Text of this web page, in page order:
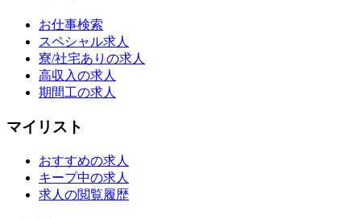
お仕事検索
スペシャル求人
寮/社宅ありの求人
高収入の求人
期間工の求人
マイリスト
おすすめの求人
キープ中の求人
求人の閲覧履歴